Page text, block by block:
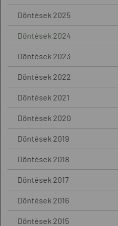
Döntések 2025
Döntések 2024
Döntések 2023
Döntések 2022
Döntések 2021
Döntések 2020
Döntések 2019
Döntések 2018
Döntések 2017
Döntések 2016
Döntések 2015